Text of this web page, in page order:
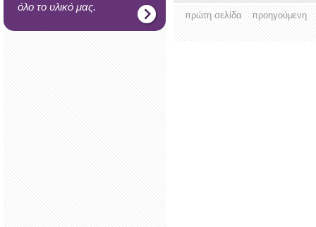
όλο το υλικό μας.
πρώτη σελίδα προηγούμενη